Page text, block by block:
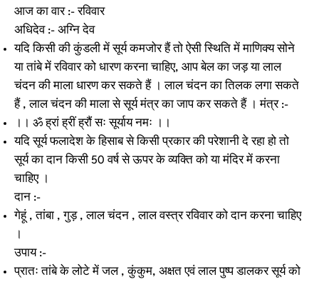
आज का वार :- रविवार
अधिदेव :- अग्नि देव
यदि किसी की कुंडली में सूर्य कमजोर हैं तो ऐसी स्थिति में माणिक्य सोने
या तांबे में रविवार को धारण करना चाहिए, आप बेल का जड़ या लाल
चंदन की माला धारण कर सकते हैं । लाल चंदन का तिलक लगा सकते
हैं , लाल चंदन की माला से सूर्य मंत्र का जाप कर सकते हैं । मंत्र :-
।। ॐ ह्रां ह्रीं ह्रौं सः सूर्याय नमः ।।
यदि सूर्य फलादेश के हिसाब से किसी प्रकार की परेशानी दे रहा हो तो
सूर्य का दान किसी 50 वर्ष से ऊपर के व्यक्ति को या मंदिर में करना
चाहिए ।
दान :-
गेहूं , तांबा , गुड़ , लाल चंदन , लाल वस्त्र रविवार को दान करना चाहिए
उपाय :-
प्रातः तांबे के लोटे में जल , कुंकुम, अक्षत एवं लाल पुष्प डालकर सूर्य को